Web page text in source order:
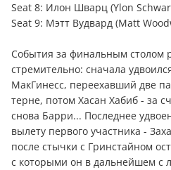
Seat 8: Илон Шварц (Ylon
Seat 9: Мэтт Вудвард (Matt
События за финальным столом
стремительно: сначала
МакГинесс, переехавший две
терне, потом Хасан Хабиб - за
снова Барри... Последнее
вылету первого участника -
после стычки с Гринстайном
с которыми он в дальнейшем с